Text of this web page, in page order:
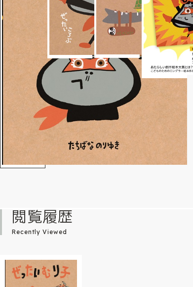
閲覧履歴
Recently Viewed